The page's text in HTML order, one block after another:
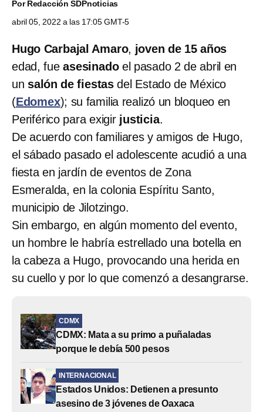
PorRedacción SDPnoticias
abril 05, 2022 a las 17:05 GMT-5
Hugo Carbajal Amaro, joven de 15 años
edad, fueasesinadoel pasado 2 de abril en
un salón de fiestas del Estado de México
(Edomex); su familia realizó un bloqueo en
Periférico para exigir justicia.
De acuerdo con familiares y amigos de Hugo,
el sábado pasado el adolescente acudió a una
fiesta en jardín de eventos de Zona
Esmeralda, en la colonia Espíritu Santo,
municipio de Jilotzingo.
Sin embargo, en algún momento del evento,
un hombre le habría estrellado una botella en
la cabeza a Hugo, provocando una herida en
su cuello y por lo que comenzó a desangrarse.
CDMX
CDMX: Mata a su primo a puñaladas
porque le debía 500 pesos
INTERNACIONAL
Estados Unidos: Detienen a presunto
asesino de 3 jóvenes de Oaxaca